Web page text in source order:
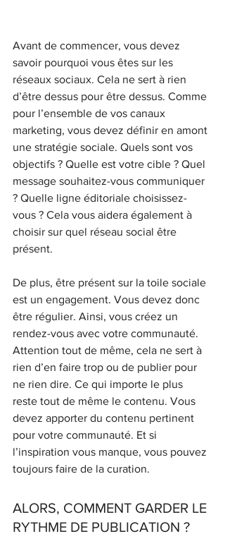
Avant de commencer, vous devez
savoir pourquoi vous êtes sur les
réseaux sociaux. Cela ne sert à rien
d’être dessus pour être dessus. Comme
pour l’ensemble de vos canaux
marketing, vous devez définir en amont
une stratégie sociale. Quels sont vos
objectifs ? Quelle est votre cible ? Quel
message souhaitez-vous communiquer
? Quelle ligne éditoriale choisissez-
vous ? Cela vous aidera également à
choisir sur quel réseau social être
présent.
De plus, être présent sur la toile sociale
est un engagement. Vous devez donc
être régulier. Ainsi, vous créez un
rendez-vous avec votre communauté.
Attention tout de même, cela ne sert à
rien d’en faire trop ou de publier pour
ne rien dire. Ce qui importe le plus
reste tout de même le contenu. Vous
devez apporter du contenu pertinent
pour votre communauté. Et si
l’inspiration vous manque, vous pouvez
toujours faire de la curation.
ALORS, COMMENT GARDER LE
RYTHME DE PUBLICATION ?